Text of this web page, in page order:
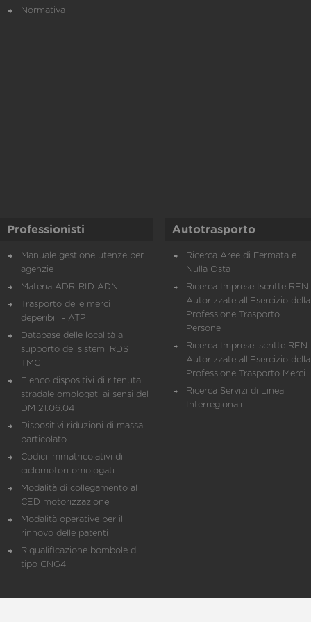
Normativa
Professionisti
Manuale gestione utenze per
agenzie
Materia ADR-RID-ADN
Trasporto delle merci
deperibili - ATP
Database delle località a
supporto dei sistemi RDS
TMC
Elenco dispositivi di ritenuta
stradale omologati ai sensi del
DM 21.06.04
Dispositivi riduzioni di massa
particolato
Codici immatricolativi di
ciclomotori omologati
Modalità di collegamento al
CED motorizzazione
Modalità operative per il
rinnovo delle patenti
Riqualificazione bombole di
tipo CNG4
Autotrasporto
Ricerca Aree di Fermata e
Nulla Osta
Ricerca Imprese Iscritte REN
Autorizzate all'Esercizio della
Professione Trasporto
Persone
Ricerca Imprese iscritte REN
Autorizzate all'Esercizio della
Professione Trasporto Merci
Ricerca Servizi di Linea
Interregionali